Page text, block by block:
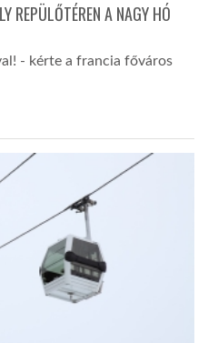
REPÜLŐTÉREN A NAGY HÓ
- kérte a francia főváros